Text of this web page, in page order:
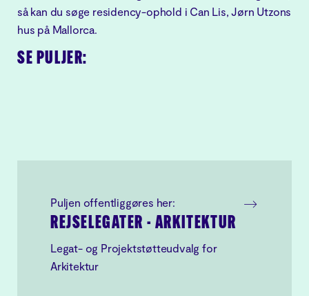
så kan du søge residency-ophold i Can Lis, Jørn Utzons
hus på Mallorca.
SE PULJER:
Puljen offentliggøres her:
REJSELEGATER - ARKITEKTUR
Legat- og Projektstøtteudvalg for
Arkitektur